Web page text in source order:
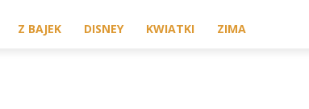
Z BAJEK DISNEY KWIATKI ZIMA